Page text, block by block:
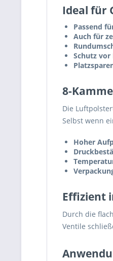
Ideal für
Passend
Auch für
Schutz
8-
Die
Selbst wenn
Hoher
Effizient
Durch die
Ventile